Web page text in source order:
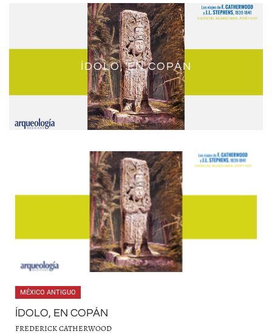
ÍDOLO, EN COPÁN
MÉXICO ANTIGUO
ÍDOLO, EN COPÁN
FREDERICK CATHERWOOD